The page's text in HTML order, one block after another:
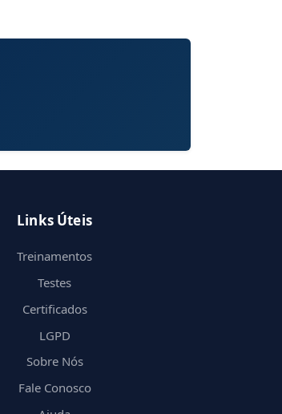
Links Úteis
Treinamentos
Testes
Certificados
LGPD
Sobre Nós
Fale Conosco